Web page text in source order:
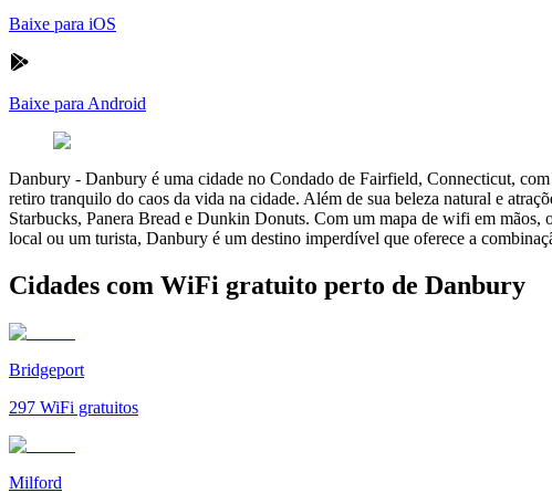
Baixe para iOS
Baixe para Android
Danbury - Danbury é uma cidade no Condado de Fairfield, Connecticut,
retiro tranquilo do caos da vida na cidade. Além de sua beleza natural e
Starbucks, Panera Bread e Dunkin Donuts. Com um mapa de wifi em mãos,
local ou um turista, Danbury é um destino imperdível que oferece a
Cidades com WiFi gratuito perto de Danbury
Bridgeport
297 WiFi gratuitos
Milford